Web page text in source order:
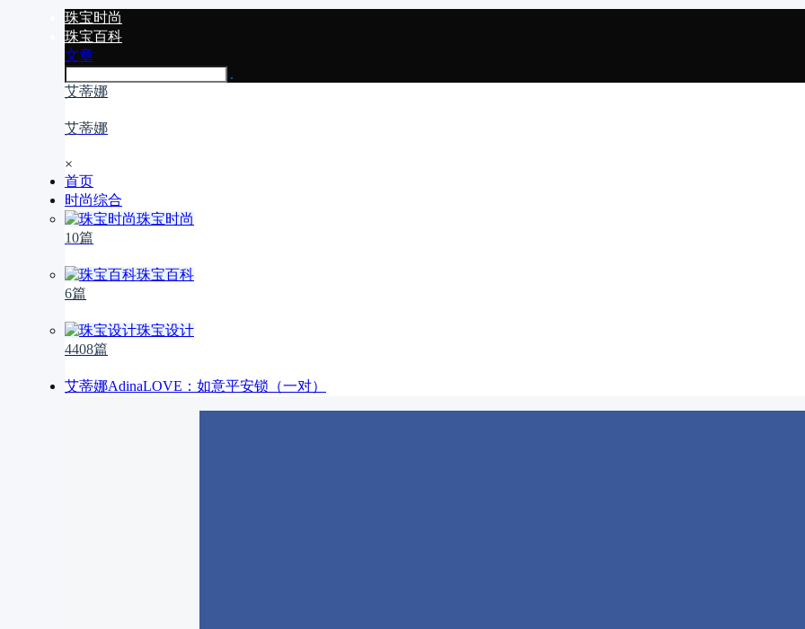
珠宝时尚
珠宝百科
文章
艾蒂娜
艾蒂娜
×
首页
时尚综合
珠宝时尚
10篇
珠宝百科
6篇
珠宝设计
4408篇
艾蒂娜AdinaLOVE：如意平安锁（一对）